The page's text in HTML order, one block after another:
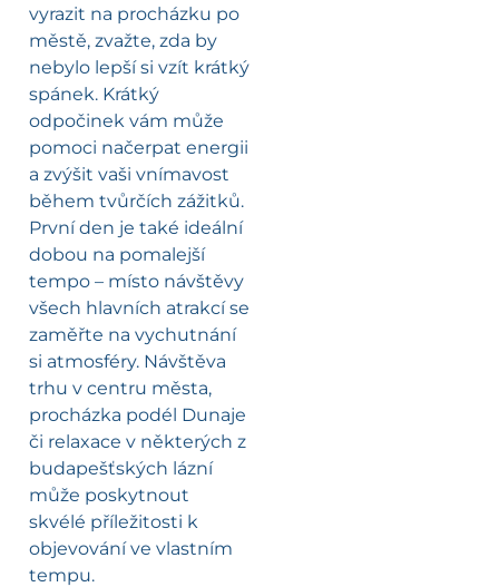
vyrazit na procházku po
městě, zvažte, zda by
nebylo lepší si vzít krátký
spánek. Krátký
odpočinek vám může
pomoci načerpat energii
a zvýšit vaši vnímavost
během tvůrčích zážitků.
První den je také ideální
dobou na pomalejší
tempo – místo návštěvy
všech hlavních atrakcí se
zaměřte na vychutnání
si atmosféry. Návštěva
trhu v centru města,
procházka podél Dunaje
či relaxace v některých z
budapešťských lázní
může poskytnout
skvélé příležitosti k
objevování ve vlastním
tempu.